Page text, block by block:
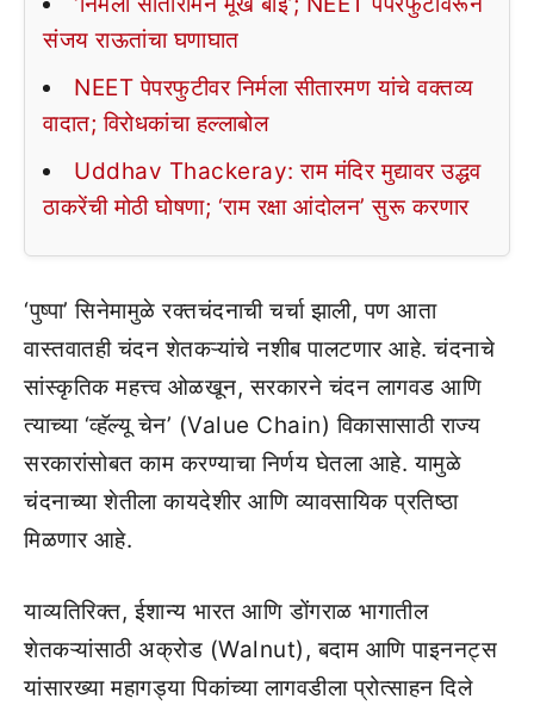
संजय राऊतांचा घणाघात
NEET पेपरफुटीवर निर्मला सीतारमण यांचे वक्तव्य
वादात; विरोधकांचा हल्लाबोल
Uddhav Thackeray: राम मंदिर मुद्यावर उद्धव
ठाकरेंची मोठी घोषणा; ‘राम रक्षा आंदोलन’ सुरू करणार
‘पुष्पा’ सिनेमामुळे रक्तचंदनाची चर्चा झाली, पण आता
वास्तवातही चंदन शेतकऱ्यांचे नशीब पालटणार आहे. चंदनाचे
सांस्कृतिक महत्त्व ओळखून, सरकारने चंदन लागवड आणि
त्याच्या ‘व्हॅल्यू चेन’ (Value Chain) विकासासाठी राज्य
सरकारांसोबत काम करण्याचा निर्णय घेतला आहे. यामुळे
चंदनाच्या शेतीला कायदेशीर आणि व्यावसायिक प्रतिष्ठा
मिळणार आहे.
याव्यतिरिक्त, ईशान्य भारत आणि डोंगराळ भागातील
शेतकऱ्यांसाठी अक्रोड (Walnut), बदाम आणि पाइननट्स
यांसारख्या महागड्या पिकांच्या लागवडीला प्रोत्साहन दिले